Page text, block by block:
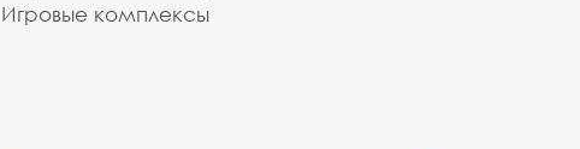
Игровые комплексы